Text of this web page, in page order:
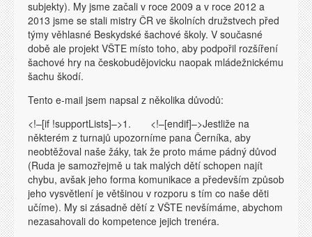
subjekty). My jsme začali v roce 2009 a v roce 2012 a
2013 jsme se stali mistry ČR ve školních družstvech před
týmy věhlasné Beskydské šachové školy. V současné
době ale projekt VŠTE místo toho, aby podpořil rozšíření
šachové hry na českobudějovicku naopak mládežnickému
šachu škodí.
Tento e-mail jsem napsal z několika důvodů:
<!–[if !supportLists]–>1. <!–[endif]–>Jestliže na
některém z turnajů upozorníme pana Černíka, aby
neobtěžoval naše žáky, tak že proto máme pádný důvod
(Ruda je samozřejmě u tak malých dětí schopen najít
chybu, avšak jeho forma komunikace a především způsob
jeho vysvětlení je většinou v rozporu s tím co naše děti
učíme). My si zásadně dětí z VŠTE nevšímáme, abychom
nezasahovali do kompetence jejich trenéra.